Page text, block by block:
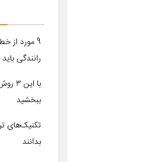
9 مورد از
رانندگی
با
ببخشید
تکنیک‌های
بدانند